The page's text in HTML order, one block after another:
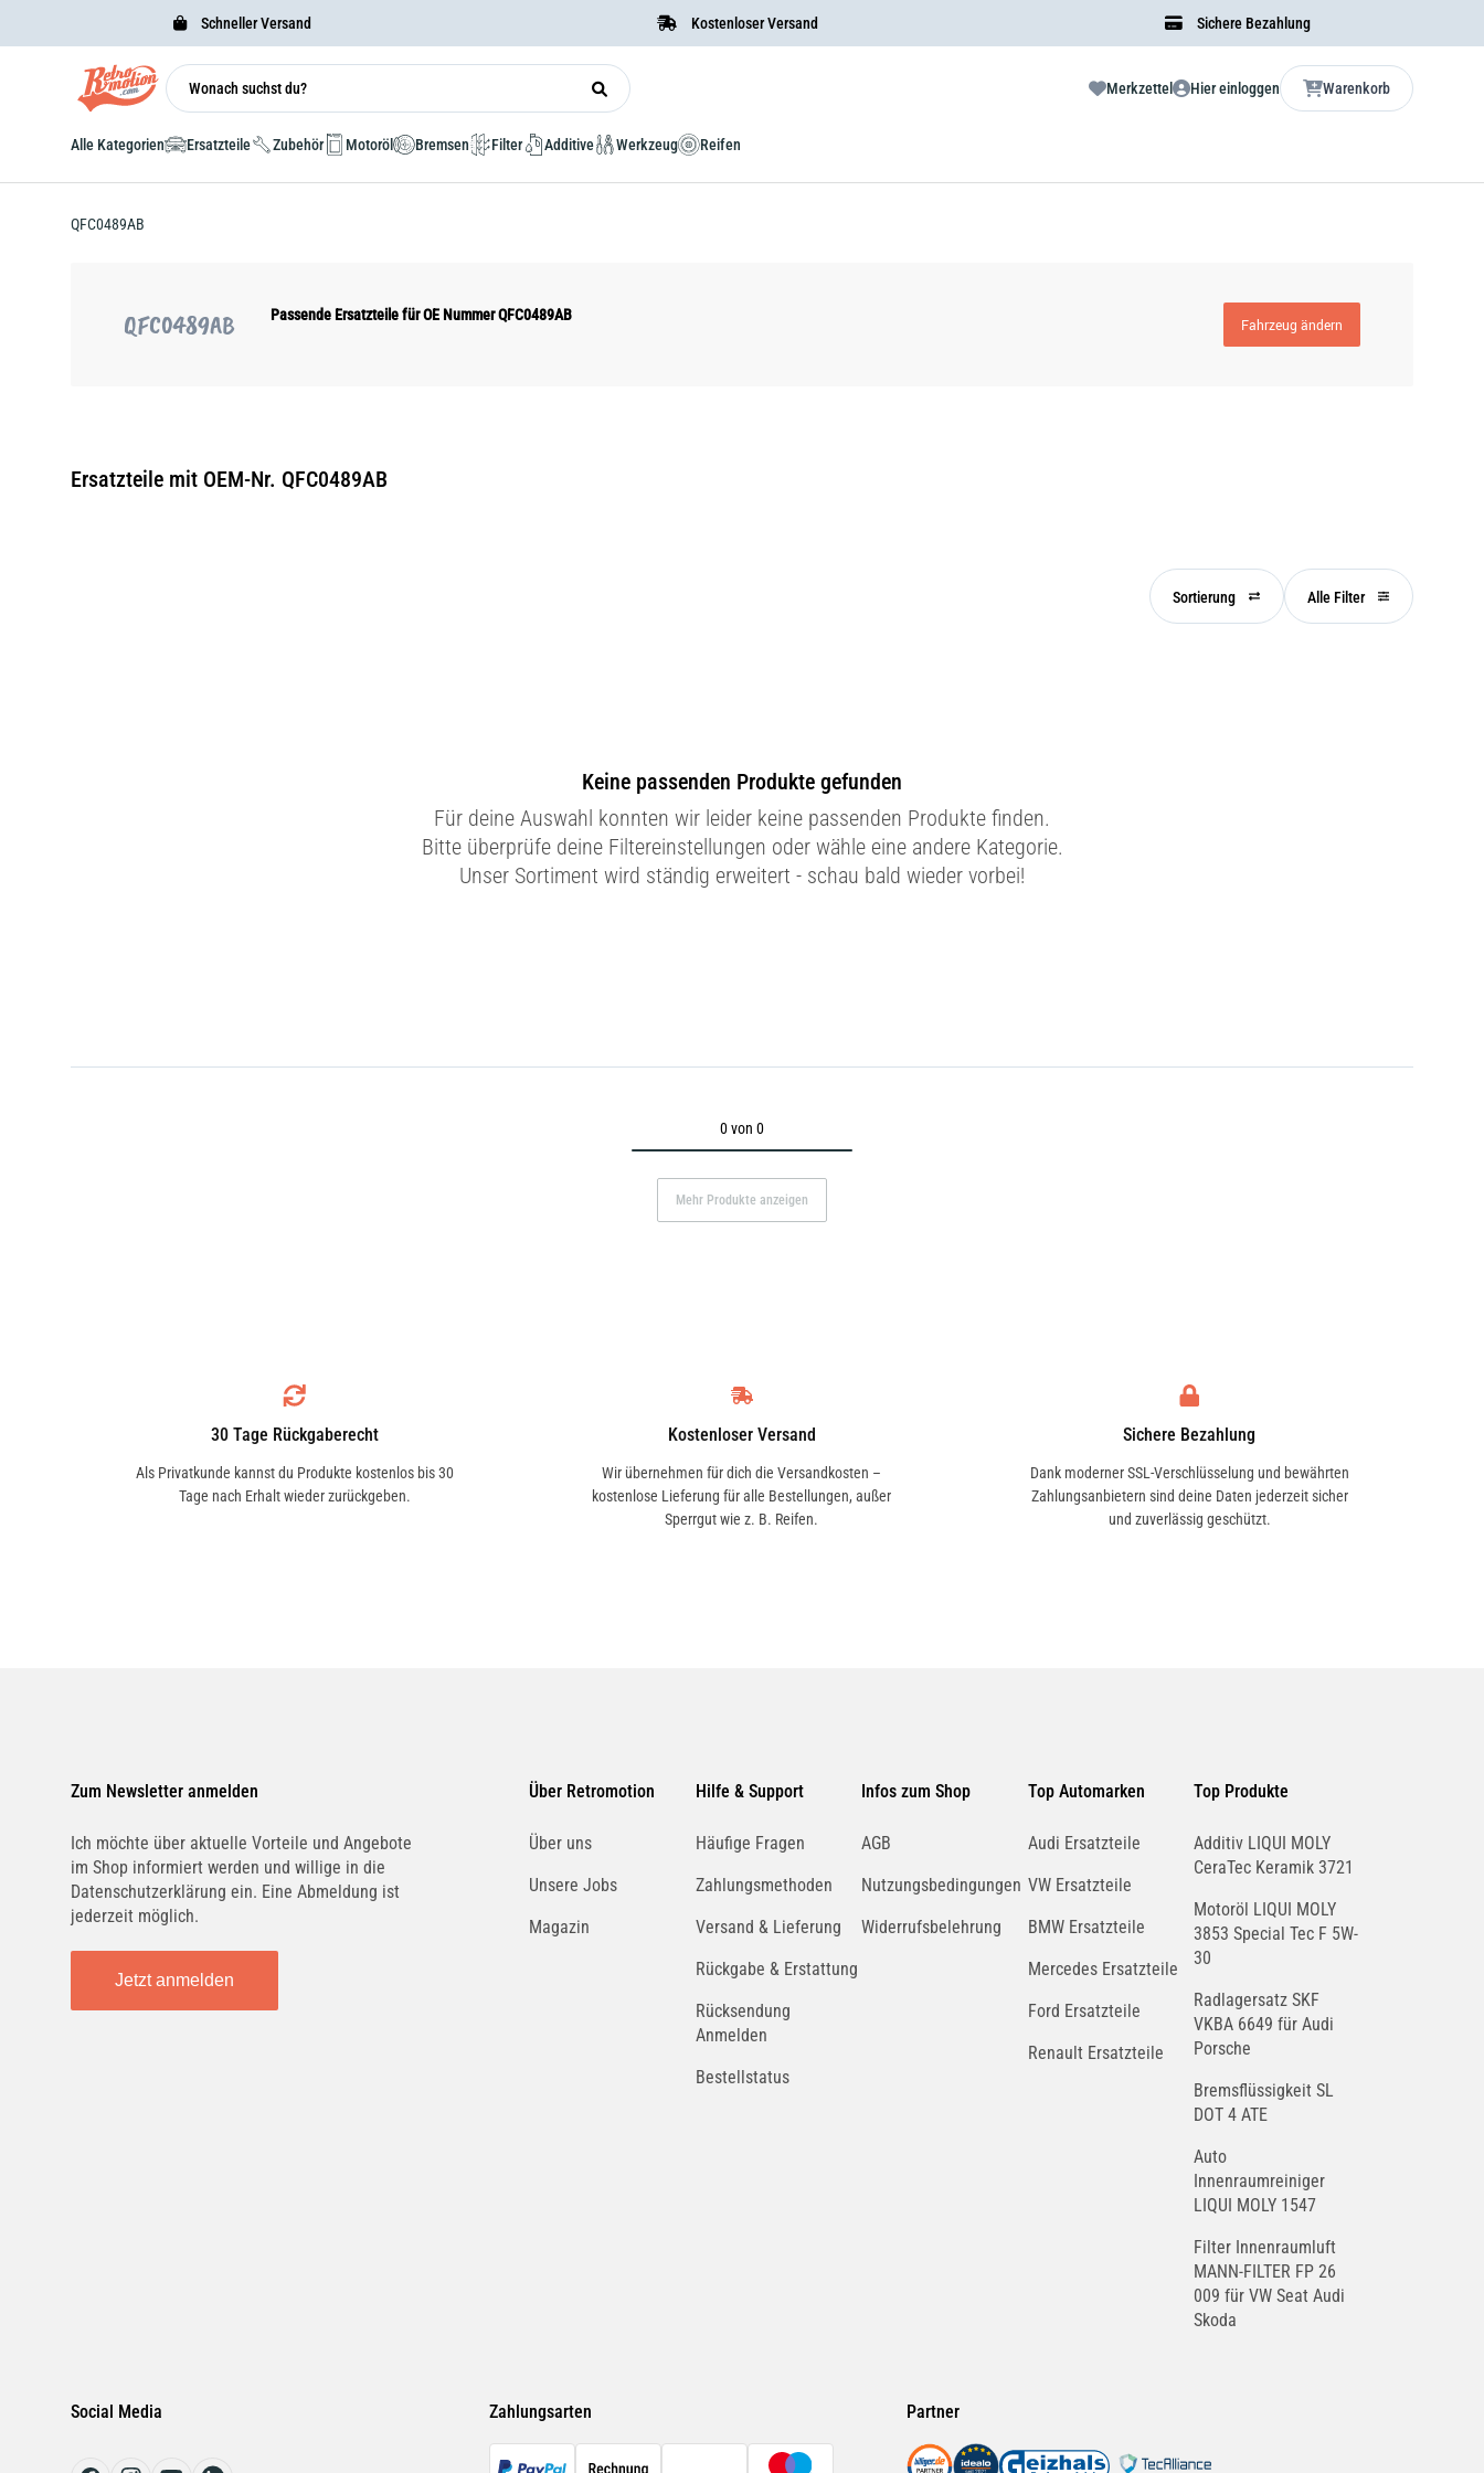
Schneller Versand Kostenloser Versand Sichere Bezahlung
Merkzettel Hier einloggen Warenkorb
Alle Kategorien Ersatzteile Zubehör Motoröl Bremsen Filter Additive Werkzeug Reifen
QFC0489AB
QFC0489AB Passende Ersatzteile für OE Nummer QFC0489AB
Fahrzeug ändern
Ersatzteile mit OEM-Nr. QFC0489AB
Sortierung Alle Filter
Keine passenden Produkte gefunden
Für deine Auswahl konnten wir leider keine passenden Produkte finden.
Bitte überprüfe deine Filtereinstellungen oder wähle eine andere Kategorie.
Unser Sortiment wird ständig erweitert - schau bald wieder vorbei!
0 von 0
Mehr Produkte anzeigen
30 Tage Rückgaberecht
Als Privatkunde kannst du Produkte kostenlos bis 30
Tage nach Erhalt wieder zurückgeben.
Kostenloser Versand
Wir übernehmen für dich die Versandkosten –
kostenlose Lieferung für alle Bestellungen, außer
Sperrgut wie z. B. Reifen.
Sichere Bezahlung
Dank moderner SSL-Verschlüsselung und bewährten
Zahlungsanbietern sind deine Daten jederzeit sicher
und zuverlässig geschützt.
Zum Newsletter anmelden
Ich möchte über aktuelle Vorteile und Angebote
im Shop informiert werden und willige in die
Datenschutzerklärung ein. Eine Abmeldung ist
jederzeit möglich.
Jetzt anmelden
Über Retromotion
Über uns
Unsere Jobs
Magazin
Hilfe & Support
Häufige Fragen
Zahlungsmethoden
Versand & Lieferung
Rückgabe & Erstattung
Rücksendung
Anmelden
Bestellstatus
Infos zum Shop
AGB
Nutzungsbedingungen
Widerrufsbelehrung
Top Automarken
Audi Ersatzteile
VW Ersatzteile
BMW Ersatzteile
Mercedes Ersatzteile
Ford Ersatzteile
Renault Ersatzteile
Top Produkte
Additiv LIQUI MOLY
CeraTec Keramik 3721
Motoröl LIQUI MOLY
3853 Special Tec F 5W-
30
Radlagersatz SKF
VKBA 6649 für Audi
Porsche
Bremsflüssigkeit SL
DOT 4 ATE
Auto
Innenraumreiniger
LIQUI MOLY 1547
Filter Innenraumluft
MANN-FILTER FP 26
009 für VW Seat Audi
Skoda
Social Media Zahlungsarten Partner